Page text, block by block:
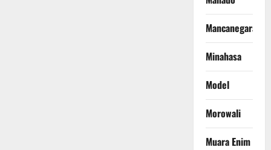
Mancanegara
Minahasa
Model
Morowali
Muara Enim